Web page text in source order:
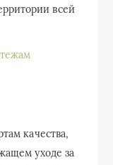
всей
качества,
уходе за